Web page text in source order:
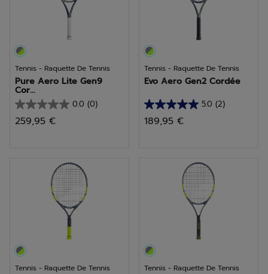
Tennis - Raquette De Tennis
Pure Aero Lite Gen9
Cor...
0.0 (0)
0.0
sur
259,95 €
Tennis - Raquette De Tennis
Evo Aero Gen2 Cordée
5.0 (2)
5.0
sur
189,95 €
Tennis - Raquette De Tennis Tennis - Raquette De Tennis